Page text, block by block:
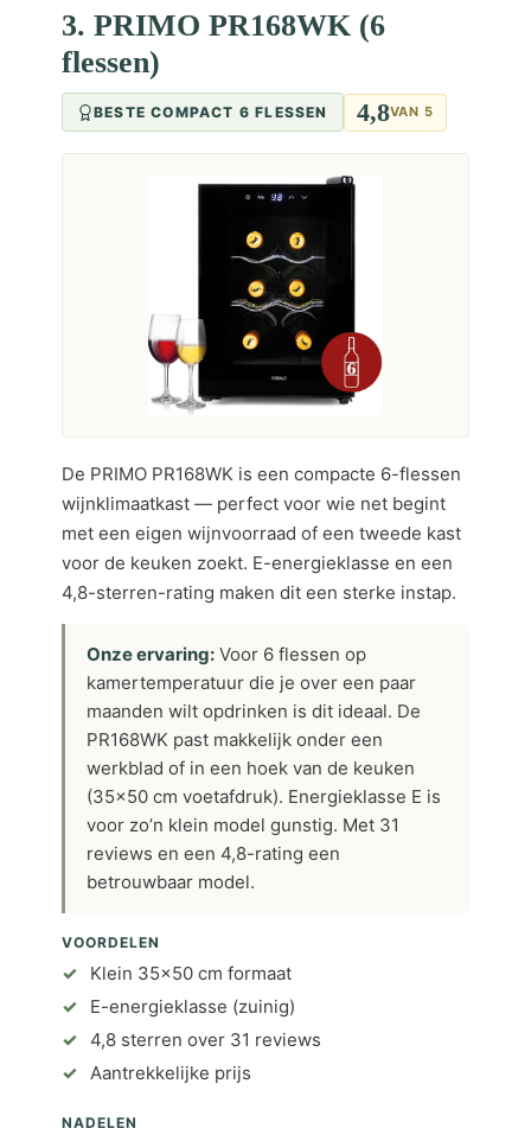
3. PRIMO PR168WK (6
flessen)
BESTE COMPACT 6 FLESSEN 4,8VAN 5
De PRIMO PR168WK is een compacte 6-flessen
wijnklimaatkast — perfect voor wie net begint
met een eigen wijnvoorraad of een tweede kast
voor de keuken zoekt. E-energieklasse en een
4,8-sterren-rating maken dit een sterke instap.
Onze ervaring: Voor 6 flessen op
kamertemperatuur die je over een paar
maanden wilt opdrinken is dit ideaal. De
PR168WK past makkelijk onder een
werkblad of in een hoek van de keuken
(35×50 cm voetafdruk). Energieklasse E is
voor zo’n klein model gunstig. Met 31
reviews en een 4,8-rating een
betrouwbaar model.
VOORDELEN
Klein 35×50 cm formaat
E-energieklasse (zuinig)
4,8 sterren over 31 reviews
Aantrekkelijke prijs
NADELEN